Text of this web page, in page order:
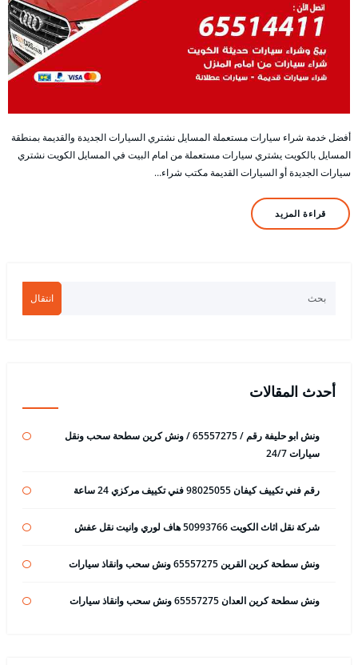
أفضل خدمة شراء سيارات مستعملة المسايل نشتري السيارات الجديدة والقديمة بمنطقة
المسايل بالكويت يشتري سيارات مستعملة من امام البيت في المسايل الكويت نشتري
سيارات الجديدة أو السيارات القديمة مكتب شراء…
قراءة المزيد
انتقال
أحدث المقالات
ونش ابو حليفة رقم / 65557275 / ونش كرين سطحة سحب ونقل
سيارات 24/7
رقم فني تكييف كيفان 98025055 فني تكييف مركزي 24 ساعة
شركة نقل اثاث الكويت 50993766 هاف لوري وانيت نقل عفش
ونش سطحة كرين القرين 65557275 ونش سحب وانقاذ سيارات
ونش سطحة كرين العدان 65557275 ونش سحب وانقاذ سيارات